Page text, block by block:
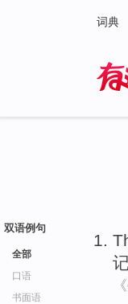
词典
双语例句
全部
口语
书面语